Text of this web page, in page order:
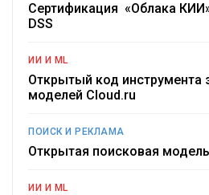
Сертификация «Облака
DSS
ИИ И ML
Открытый код
моделей Cloud.ru
ПОИСК И РЕКЛАМА
Открытая поисковая
ИИ И ML